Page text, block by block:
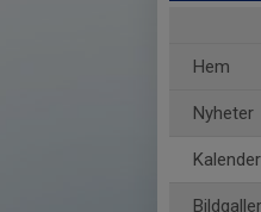
Hem
Nyheter
Kalender